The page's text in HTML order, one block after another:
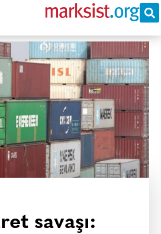
savaşı: